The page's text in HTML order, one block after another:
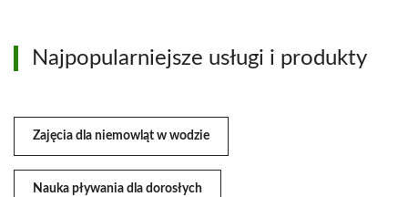
Najpopularniejsze usługi i produkty
Zajęcia dla niemowląt w wodzie
Nauka pływania dla dorosłych